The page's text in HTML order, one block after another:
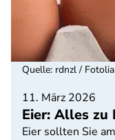
11. März 2026
Eier: Alles zu
Eier sollten Sie
Quelle: rdnzl / Fotolia